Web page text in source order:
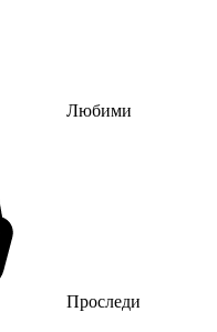
Любими
Проследи